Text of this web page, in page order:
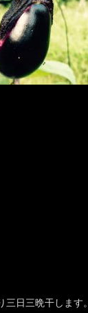
日三晩干します。